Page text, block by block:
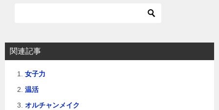
関連記事
女子力
温活
オルチャンメイク